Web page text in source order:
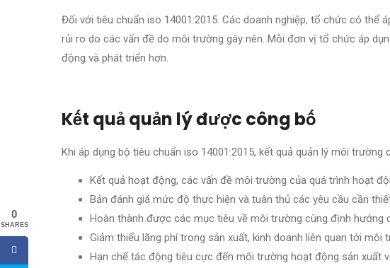
Đối với tiêu chuẩn iso 14001:2015. Các doanh nghiệp, tổ chức có thể
rủi ro do các vấn đề do môi trường gây nên. Mỗi đơn vị tổ chức áp
động và phát triển hơn.
Kết quả quản lý được công bố
Khi áp dụng bộ tiêu chuẩn iso 14001:2015, kết quả quản lý môi
Kết quả hoạt động, các vấn đề môi trường của quá trình hoạt
Bản đánh giá mức độ thực hiện và tuân thủ các yêu cầu cần
Hoàn thành được các mục tiêu về môi trường cùng định hướng
Giảm thiểu lãng phí trong sản xuất, kinh doanh liên quan tới môi
Hạn chế tác động tiêu cực đến môi trường hoạt động sản xuất
0
SHARES